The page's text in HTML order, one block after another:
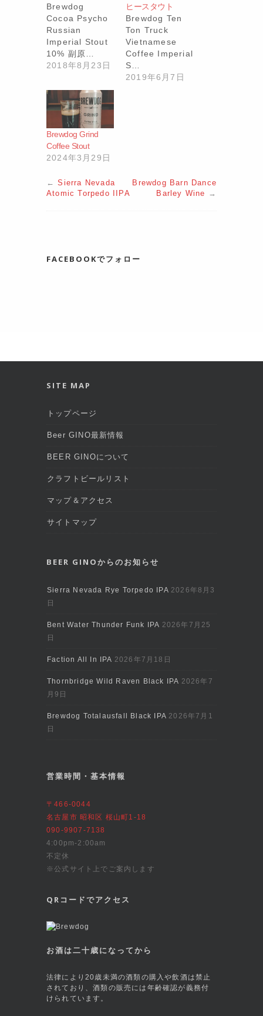
Brewdog
Cocoa Psycho
Russian
Imperial Stout
10% 副原…
2018年8月23日
ヒースタウト
Brewdog Ten
Ton Truck
Vietnamese
Coffee Imperial
S…
2019年6月7日
Brewdog Grind
Coffee Stout
2024年3月29日
←Sierra Nevada
Atomic Torpedo IIPA
Brewdog Barn Dance
Barley Wine →
FACEBOOKでフォロー
SITE MAP
トップページ
Beer GINO最新情報
BEER GINOについて
クラフトビールリスト
マップ＆アクセス
サイトマップ
BEER GINOからのお知らせ
Sierra Nevada Rye Torpedo IPA 2026年8月3
日
Bent Water Thunder Funk IPA 2026年7月25
日
Faction All In IPA 2026年7月18日
Thornbridge Wild Raven Black IPA 2026年7
月9日
Brewdog Totalausfall Black IPA 2026年7月1
日
営業時間・基本情報
〒466-0044
名古屋市 昭和区 桜山町1-18
090-9907-7138
4:00pm-2:00am
不定休
※公式サイト上でご案内します
QRコードでアクセス
お酒は二十歳になってから
法律により20歳未満の酒類の購入や飲酒は禁止
されており、酒類の販売には年齢確認が義務付
けられています。